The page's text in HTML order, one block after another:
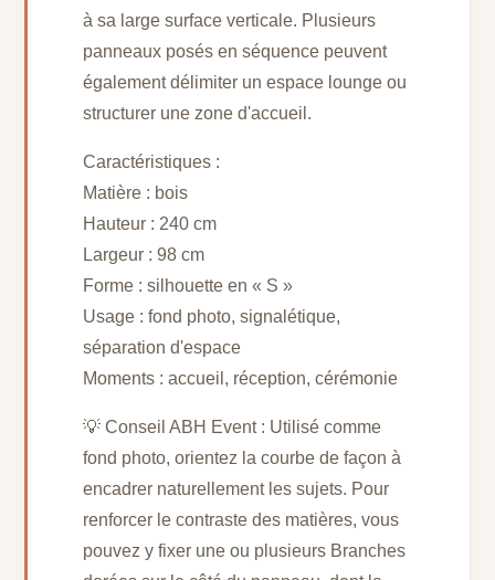
à sa large surface verticale. Plusieurs
panneaux posés en séquence peuvent
également délimiter un espace lounge ou
structurer une zone d'accueil.
Caractéristiques :
Matière : bois
Hauteur : 240 cm
Largeur : 98 cm
Forme : silhouette en « S »
Usage : fond photo, signalétique,
séparation d'espace
Moments : accueil, réception, cérémonie
💡 Conseil ABH Event : Utilisé comme
fond photo, orientez la courbe de façon à
encadrer naturellement les sujets. Pour
renforcer le contraste des matières, vous
pouvez y fixer une ou plusieurs Branches